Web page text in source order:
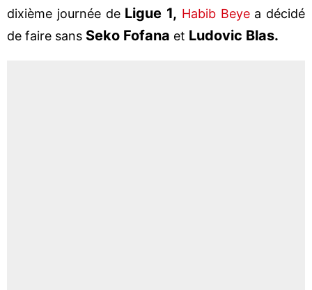
dixième journée de Ligue 1, Habib Beyea décidé
de faire sans Seko Fofana et Ludovic Blas.